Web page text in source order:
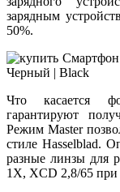
зарядным
50%.
Что касается
гарантируют
Режим Master
стиле Hasselblad.
разные линзы для
1X, XCD 2,8/65